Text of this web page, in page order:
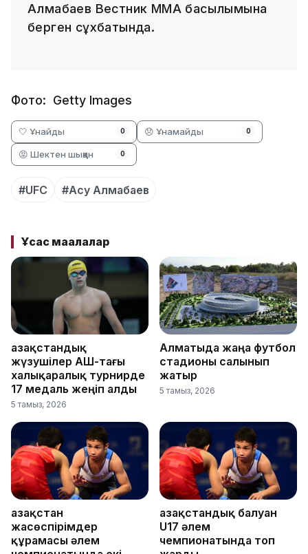
Алмабаев Вестник ММА басылымына
берген сұхбатында.
Фото: Getty Images
🤍 Ұнайды 0 😞 Ұнамайды 0
😡 Шектен шыққан 0
#UFC #Асу Алмабаев
Ұқсас мақалалар
Қазақстандық
жүзушілер АҚШ-тағы
халықаралық турнирде
17 медаль жеңіп алды
5 тамыз, 2026
Алматыда жаңа футбол
стадионы салынып
жатыр
5 тамыз, 2026
Қазақстан
жасөспірімдер
құрамасы әлем
Қазақстандық балуан
U17 әлем
чемпионатында топ